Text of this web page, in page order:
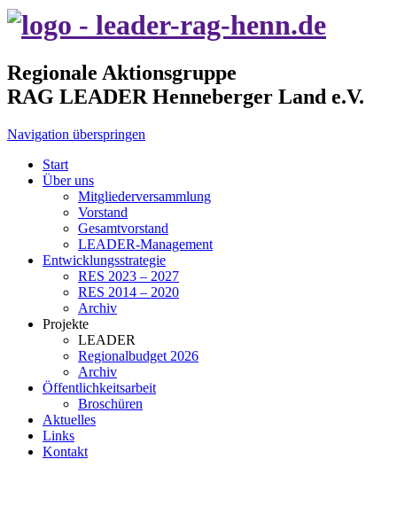
Regionale Aktionsgruppe
RAG LEADER Henneberger Land e.V.
Navigation überspringen
Start
Über uns
Mitgliederversammlung
Vorstand
Gesamtvorstand
LEADER-Management
Entwicklungsstrategie
RES 2023 – 2027
RES 2014 – 2020
Archiv
Projekte
LEADER
Regionalbudget 2026
Archiv
Öffentlichkeitsarbeit
Broschüren
Aktuelles
Links
Kontakt